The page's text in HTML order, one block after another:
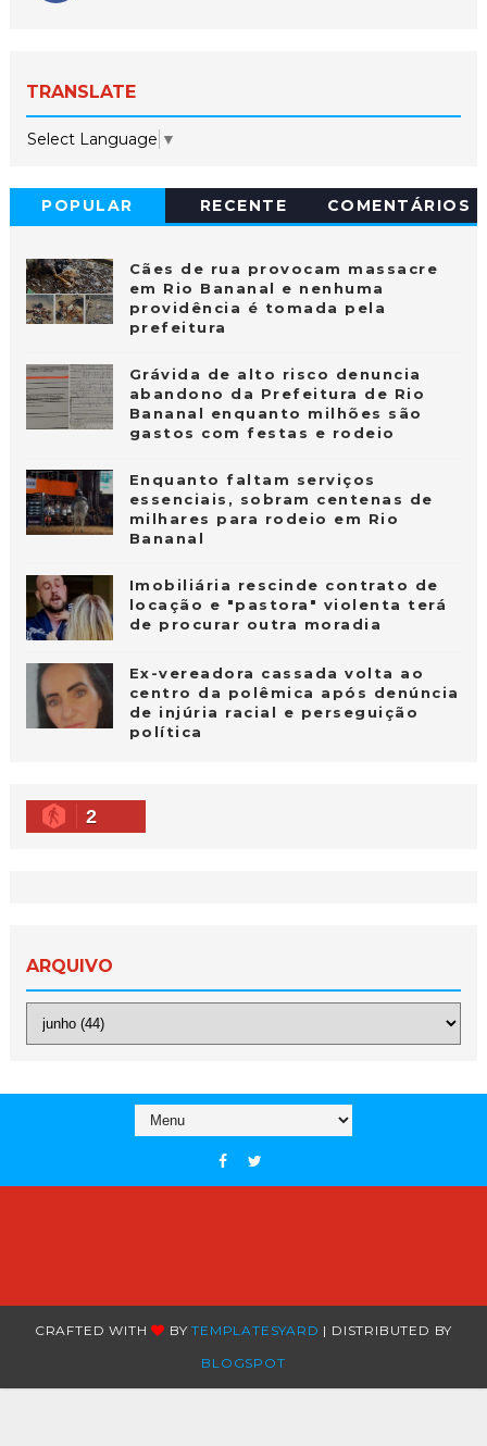
TRANSLATE
Select Language ▼
POPULAR RECENTE COMENTÁRIOS
Cães de rua provocam massacre
em Rio Bananal e nenhuma
providência é tomada pela
prefeitura
Grávida de alto risco denuncia
abandono da Prefeitura de Rio
Bananal enquanto milhões são
gastos com festas e rodeio
Enquanto faltam serviços
essenciais, sobram centenas de
milhares para rodeio em Rio
Bananal
Imobiliária rescinde contrato de
locação e "pastora" violenta terá
de procurar outra moradia
Ex-vereadora cassada volta ao
centro da polêmica após denúncia
de injúria racial e perseguição
política
2
ARQUIVO
CRAFTED WITH BYTEMPLATESYARD | DISTRIBUTED BY
BLOGSPOT